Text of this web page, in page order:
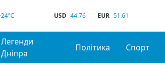
USD 44.76 EUR 51.61
Легенди
Дніпра
Політика Спорт